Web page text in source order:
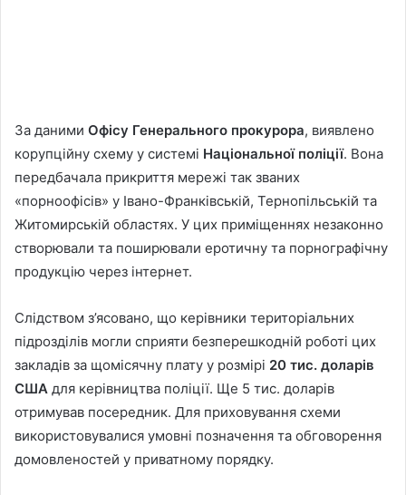
За даними Офісу Генерального прокурора, виявлено
корупційну схему у системі Національної поліції. Вона
передбачала прикриття мережі так званих
«порноофісів» у Івано-Франківській, Тернопільській та
Житомирській областях. У цих приміщеннях незаконно
створювали та поширювали еротичну та порнографічну
продукцію через інтернет.
Слідством з’ясовано, що керівники територіальних
підрозділів могли сприяти безперешкодній роботі цих
закладів за щомісячну плату у розмірі 20 тис. доларів
США для керівництва поліції. Ще 5 тис. доларів
отримував посередник. Для приховування схеми
використовувалися умовні позначення та обговорення
домовленостей у приватному порядку.